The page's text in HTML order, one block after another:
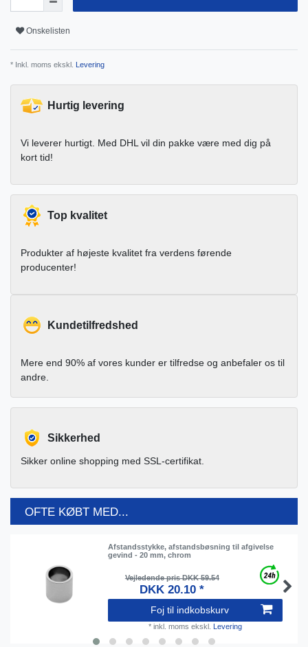
Onskelisten
* Inkl. moms ekskl. Levering
Hurtig levering
Vi leverer hurtigt. Med DHL vil din pakke være med dig på
kort tid!
Top kvalitet
Produkter af højeste kvalitet fra verdens førende
producenter!
Kundetilfredshed
Mere end 90% af vores kunder er tilfredse og anbefaler os til
andre.
Sikkerhed
Sikker online shopping med SSL-certifikat.
OFTE KØBT MED...
Afstandsstykke, afstandsbøsning til afgivelse
gevind - 20 mm, chrom
Vejledende pris DKK 59.54
DKK 20.10 *
Foj til indkobskurv
* inkl. moms ekskl. Levering